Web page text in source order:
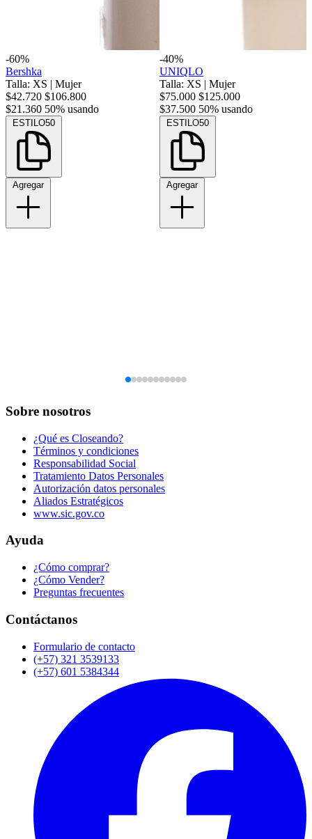
-60%
Bershka
Talla: XS | Mujer
$42.720 $106.800
$21.360 50% usando
ESTILO50
Agregar
-40%
UNIQLO
Talla: XS | Mujer
$75.000 $125.000
$37.500 50% usando
ESTILO50
Agregar
Sobre nosotros
¿Qué es Closeando?
Términos y condiciones
Responsabilidad Social
Tratamiento Datos Personales
Autorización datos personales
Aliados Estratégicos
www.sic.gov.co
Ayuda
¿Cómo comprar?
¿Cómo Vender?
Preguntas frecuentes
Contáctanos
Formulario de contacto
(+57) 321 3539133
(+57) 601 5384344